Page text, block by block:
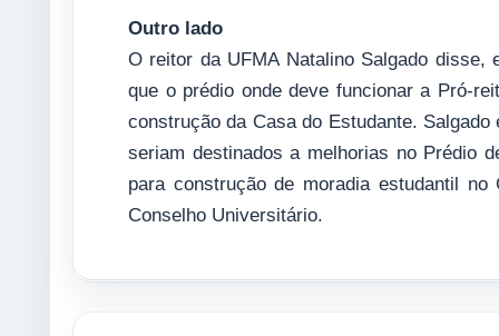
Outro lado
O reitor da UFMA Natalino Salgado disse,
que o prédio onde deve funcionar a Pró-
construção da Casa do Estudante.
seriam destinados a melhorias no Prédio
para construção de moradia estudantil
Conselho Universitário.